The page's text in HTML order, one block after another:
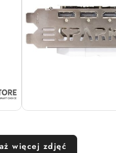
więcej zdjęć